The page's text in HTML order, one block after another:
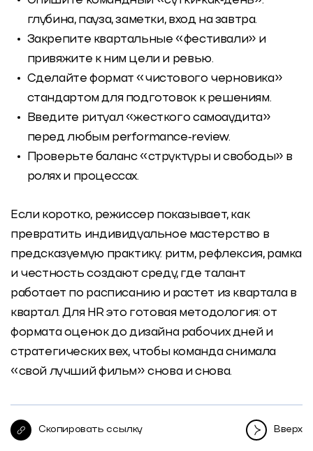
глубина, пауза, заметки, вход на завтра.
Закрепите квартальные «фестивали» и
привяжите к ним цели и ревью.
Сделайте формат «чистового черновика»
стандартом для подготовок к решениям.
Введите ритуал «жесткого самоаудита»
перед любым performance‑review.
Проверьте баланс «структуры и свободы» в
ролях и процессах.
Если коротко, режиссер показывает, как
превратить индивидуальное мастерство в
предсказуемую практику: ритм, рефлексия, рамка
и честность создают среду, где талант
работает по расписанию и растет из квартала в
квартал. Для HR это готовая методология: от
формата оценок до дизайна рабочих дней и
стратегических вех, чтобы команда снимала
«свой лучший фильм» снова и снова.
Скопировать ссылку Вверх